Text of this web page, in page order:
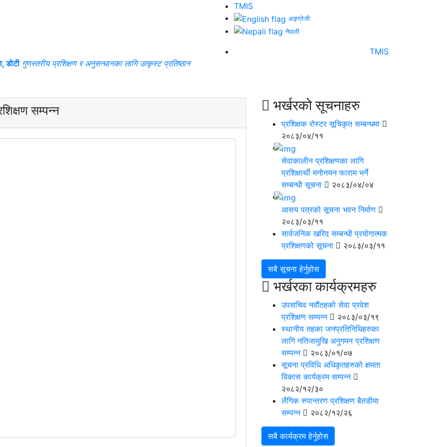
TMIS
अङ्ग्रेजी
नेपाली
डोटी गुणस्तरीय प्रशिक्षण र अनुसन्धानका लागि उत्कृस्ट प्रतिष्ठान
TMIS
सम्‍पन्‍न भर्खरको सूचनाहरु
प्रशिक्षक रोस्टर सूचिकृत सम्बन्धमा
२०८३/०४/११
सेवाकालीन प्रशिक्षणका लागि
प्रशिक्षार्थी मनोनयन फाराम भर्ने
सम्बन्धी सूचना
२०८३/०४/०४
आसय पत्रको सूचना भवन निर्माण
२०८३/०३/११
सार्वजनिक खरिद सम्‍बन्‍धी प्रयोगात्‍मक
प्रशिक्षणको सूचना
२०८३/०३/११
सबै सूचना हेर्नुहोस
भर्खरका कार्यक्रमहरु
उपसचिव नवौंतहको सेवा प्रवेश
प्रशिक्षण सम्‍पन्‍न
२०८३/०३/१९
स्‍थानीय तहका जनप्रतिनिधिहरुका
लागि नतिजामुखि अनुगमन प्रशिक्षण
सम्‍पन्‍न
२०८३/०१/०७
सूचना प्रविधि अधिकृतहरुको क्षमता
विकास कार्यक्रम सम्‍पन्‍न
२०८२/१२/३०
लै‌गिक रुपान्‍तरण प्रशिक्षण बैतडीमा
सम्‍पन्‍न
२०८२/१२/२६
सबै कार्यक्रम हेर्नुहोस